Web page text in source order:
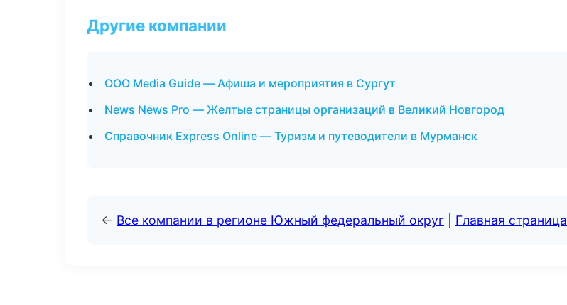
Другие компании
ООО Media Guide — Афиша и мероприятия в Сургут
News News Pro — Желтые страницы организаций в Великий Новгород
Справочник Express Online — Туризм и путеводители в Мурманск
← Все компании в регионе Южный федеральный округ Главная страница